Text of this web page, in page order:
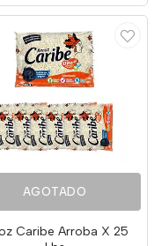
AGOTADO
Caribe Arroba X 25